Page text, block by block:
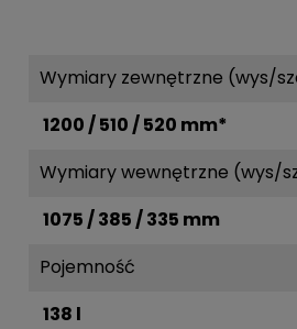
Wymiary zewnętrzne (wys/
1200 / 510 / 520 mm*
Wymiary wewnętrzne (wys/
1075 / 385 / 335 mm
Pojemność
138 l